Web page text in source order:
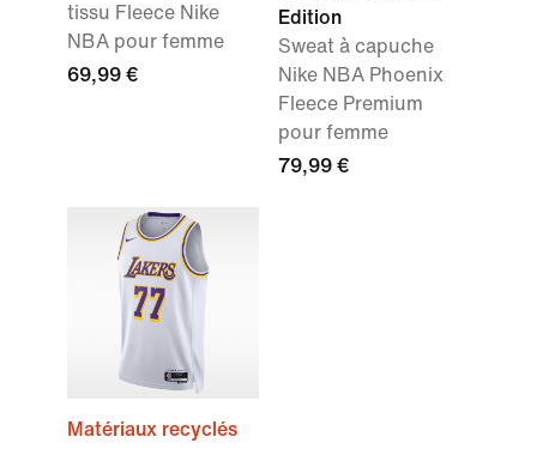
tissu Fleece Nike
NBA pour femme
69,99 €
Edition
Sweat à capuche
Nike NBA Phoenix
Fleece Premium
pour femme
79,99 €
Matériaux recyclés